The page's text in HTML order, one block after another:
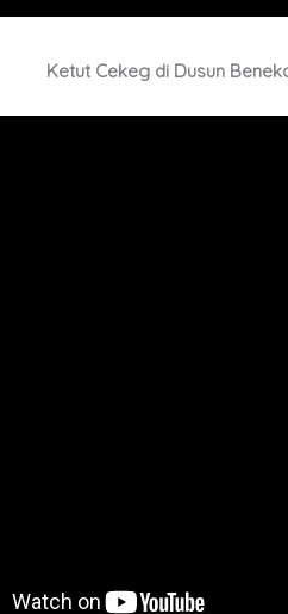
Ketut Cekeg di Dusun